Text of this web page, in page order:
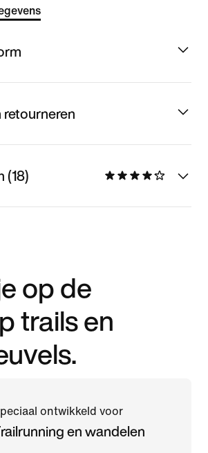
retourneren
(18)
op de
trails en
ontwikkeld voor
en wandelen